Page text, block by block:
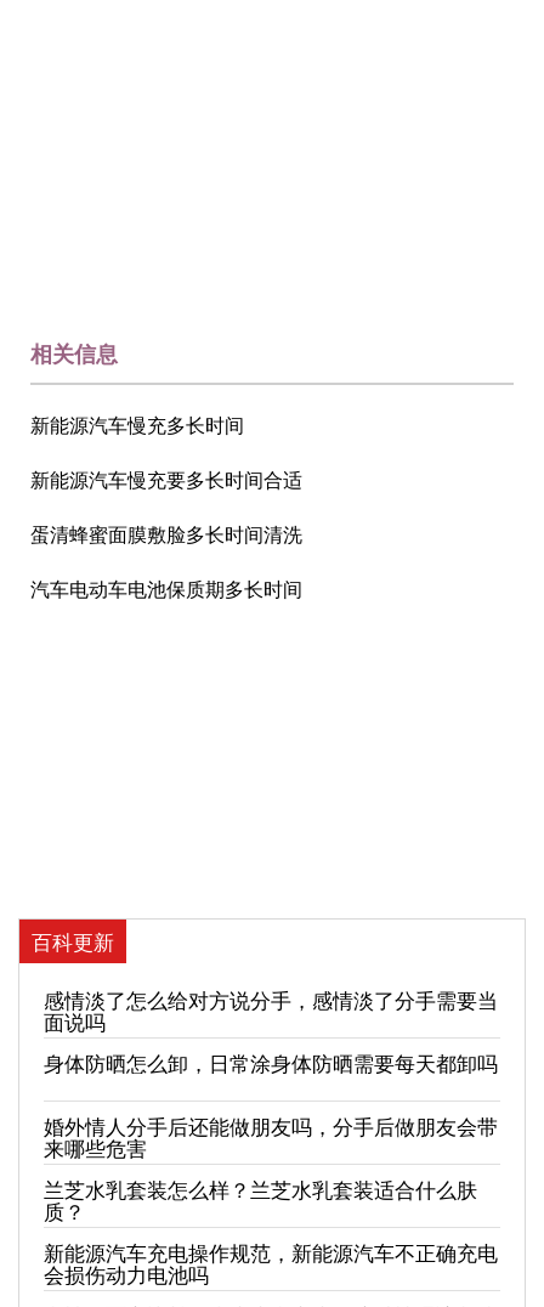
相关信息
新能源汽车慢充多长时间
新能源汽车慢充要多长时间合适
蛋清蜂蜜面膜敷脸多长时间清洗
汽车电动车电池保质期多长时间
百科更新
感情淡了怎么给对方说分手，感情淡了分手需要当
面说吗
身体防晒怎么卸，日常涂身体防晒需要每天都卸吗
婚外情人分手后还能做朋友吗，分手后做朋友会带
来哪些危害
兰芝水乳套装怎么样？兰芝水乳套装适合什么肤
质？
新能源汽车充电操作规范，新能源汽车不正确充电
会损伤动力电池吗